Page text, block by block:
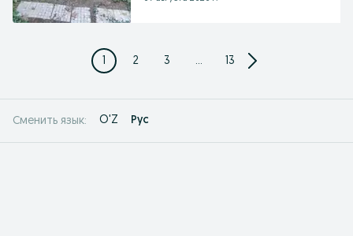
1 2 3 ... 13
Сменить язык: O'Z Рус